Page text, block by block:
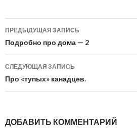
Навигация
по
записям
ПРЕДЫДУЩАЯ ЗАПИСЬ
Подробно про дома — 2
СЛЕДУЮЩАЯ ЗАПИСЬ
Про «тупых» канадцев.
ДОБАВИТЬ КОММЕНТАРИЙ